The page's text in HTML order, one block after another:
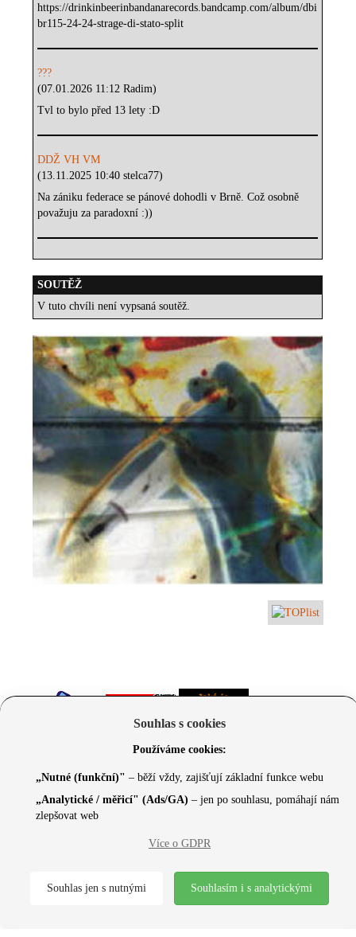
https://drinkinbeerinbandanarecords.bandcamp.com/album/dbi
br115-24-24-strage-di-stato-split
???
(07.01.2026 11:12 Radim)
Tvl to bylo před 13 lety :D
DDŽ VH VM
(13.11.2025 10:40 stelca77)
Na zániku federace se pánové dohodli v Brně. Což osobně
považuju za paradoxní :))
SOUTĚŽ
V tuto chvíli není vypsaná soutěž.
neziskovky.cz) | Design concept by
Souhlas s cookies
Používáme cookies:
„Nutné (funkční)" – běží vždy, zajišťují základní funkce webu
„Analytické / měřicí" (Ads/GA) – jen po souhlasu, pomáhají nám
zlepšovat web
Více o GDPR
Souhlas jen s nutnými Souhlasím i s analytickými